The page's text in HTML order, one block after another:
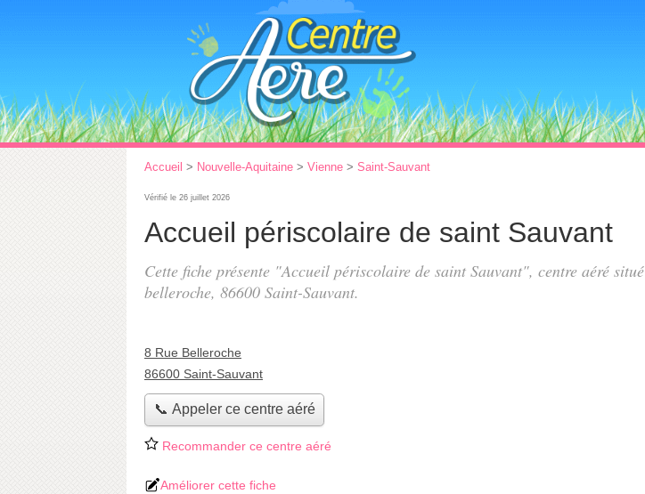
Accueil > Nouvelle-Aquitaine > Vienne > Saint-Sauvant
Vérifié le 26 juillet 2026
Accueil périscolaire de saint Sauvant
Cette fiche présente "Accueil périscolaire de saint Sauvant", centre aéré situé
belleroche, 86600 Saint-Sauvant.
8 Rue Belleroche
86600 Saint-Sauvant
📞 Appeler ce centre aéré
Recommander ce centre aéré
Améliorer cette fiche